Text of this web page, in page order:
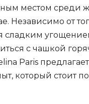
местом среди
Независимо от
сладким
с чашкой
Paris предлагает
который стоит